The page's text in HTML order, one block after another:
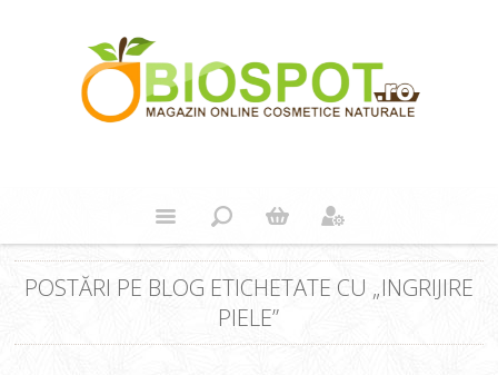
POSTĂRI PE BLOG ETICHETATE CU „INGRIJIRE
PIELE”